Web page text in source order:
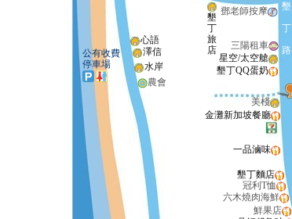
鄧老師按摩
水岸
農會
三陽租車
美棧
六木燒肉海鮮
鮮果店
一品滷味
墾
丁
路
公有收費
停車場
墾丁QQ蛋奶
澤信
星空/太空艙
墾丁麵店
金灘新加坡餐廳
冠利T恤
心語
墾
丁
旅
店